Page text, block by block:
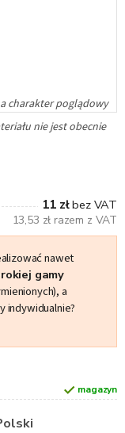
nie jest obecnie
11 złbez VAT
13,53 zł razem z VAT
nawet
gamy
a
indywidualnie?
magazyn